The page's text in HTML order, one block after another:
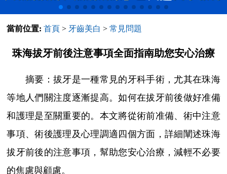
當前位置: 首頁 > 牙齒美白 >常見問題
珠海拔牙前後注意事項全面指南助您安心治療
摘要：拔牙是一種常見的牙科手術，尤其在珠海
等地人們關注度逐漸提高。如何在拔牙前後做好准備
和護理是至關重要的。本文將從術前准備、術中注意
事項、術後護理及心理調適四個方面，詳細闡述珠海
拔牙前後的注意事項，幫助您安心治療，減輕不必要
的焦慮與顧慮。